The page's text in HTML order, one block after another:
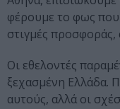
φέρουμε το φως που
στιγμές προσφοράς,
Οι εθελοντές
ξεχασμένη Ελλάδα.
αυτούς, αλλά οι